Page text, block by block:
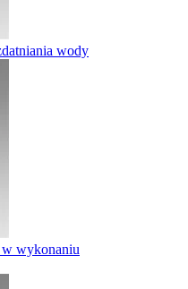
wody
wykonaniu